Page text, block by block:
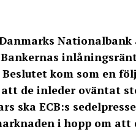
kom som en
att de inleder oväntat
ska ECB:s
i hopp om